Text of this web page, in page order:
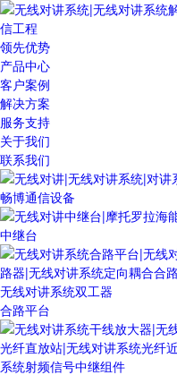
领先优势
产品中心
客户案例
解决方案
服务支持
关于我们
联系我们
畅博通信设备
中继台
合路平台